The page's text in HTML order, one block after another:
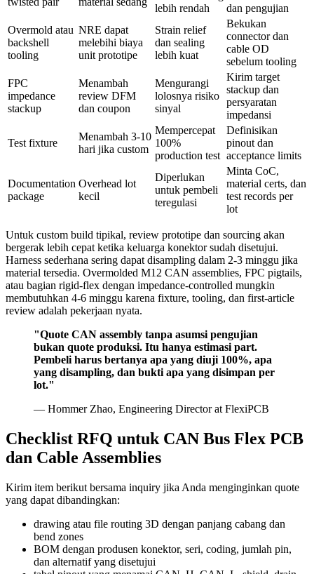
lebih rendah
dan pengujian
Overmold atau
backshell
tooling
NRE dapat
melebihi biaya
unit prototipe
Strain relief
dan sealing
lebih kuat
Bekukan
connector dan
cable OD
sebelum tooling
FPC
impedance
stackup
Menambah
review DFM
dan coupon
Mengurangi
lolosnya risiko
sinyal
Kirim target
stackup dan
persyaratan
impedansi
Test fixture
Menambah 3-10
hari jika custom
Mempercepat
100%
production test
Definisikan
pinout dan
acceptance limits
Documentation
package
Overhead lot
kecil
Diperlukan
untuk pembeli
teregulasi
Minta CoC,
material certs, dan
test records per
lot
Untuk custom build tipikal, review prototipe dan sourcing akan
bergerak lebih cepat ketika keluarga konektor sudah disetujui.
Harness sederhana sering dapat disampling dalam 2-3 minggu jika
material tersedia. Overmolded M12 CAN assemblies, FPC pigtails,
atau bagian rigid-flex dengan impedance-controlled mungkin
membutuhkan 4-6 minggu karena fixture, tooling, dan first-article
review adalah pekerjaan nyata.
"Quote CAN assembly tanpa asumsi pengujian
bukan quote produksi. Itu hanya estimasi part.
Pembeli harus bertanya apa yang diuji 100%, apa
yang disampling, dan bukti apa yang disimpan per
lot."
— Hommer Zhao, Engineering Director at FlexiPCB
Checklist RFQ untuk CAN Bus Flex PCB
dan Cable Assemblies
Kirim item berikut bersama inquiry jika Anda menginginkan quote
yang dapat dibandingkan:
drawing atau file routing 3D dengan panjang cabang dan
bend zones
BOM dengan produsen konektor, seri, coding, jumlah pin,
dan alternatif yang disetujui